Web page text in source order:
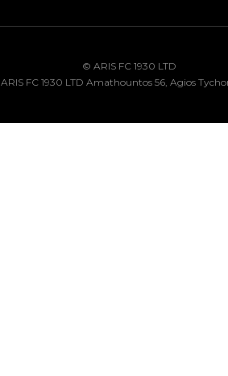
© ARIS FC 1930 LTD
ARIS FC 1930 LTD Amathountos 56, Agios